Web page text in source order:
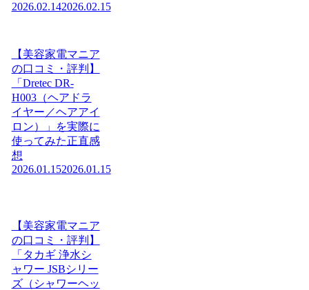
2026.02.142026.02.15
【美容家電マニア
の口コミ・評判】
「Dretec DR-
H003（ヘアドラ
イヤー／ヘアアイ
ロン）」を実際に
使ってみた正直感
想
2026.01.152026.01.15
【美容家電マニア
の口コミ・評判】
「タカギ 浄水シ
ャワー JSBシリー
ズ（シャワーヘッ